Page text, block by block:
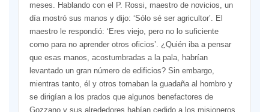
meses. Hablando con el P. Rossi, maestro de novicios, un
día mostró sus manos y dijo: ‘Sólo sé ser agricultor’. El
maestro le respondió: ‘Eres viejo, pero no lo suficiente
como para no aprender otros oficios’. ¿Quién iba a pensar
que esas manos, acostumbradas a la pala, habrían
levantado un gran número de edificios? Sin embargo,
mientras tanto, él y otros tomaban la guadaña al hombro y
se dirigían a los prados que algunos benefactores de
Gozzano y sus alrededores habían cedido a los misioneros